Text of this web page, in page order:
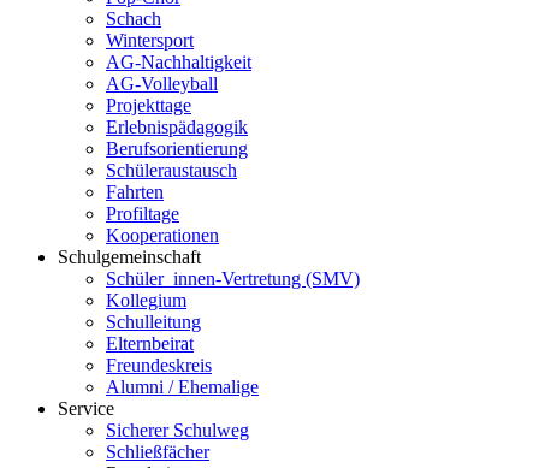
Schach
Wintersport
AG-Nachhaltigkeit
AG-Volleyball
Projekttage
Erlebnispädagogik
Berufsorientierung
Schüleraustausch
Fahrten
Profiltage
Kooperationen
Schulgemeinschaft
Schüler_innen-Vertretung (SMV)
Kollegium
Schulleitung
Elternbeirat
Freundeskreis
Alumni / Ehemalige
Service
Sicherer Schulweg
Schließfächer